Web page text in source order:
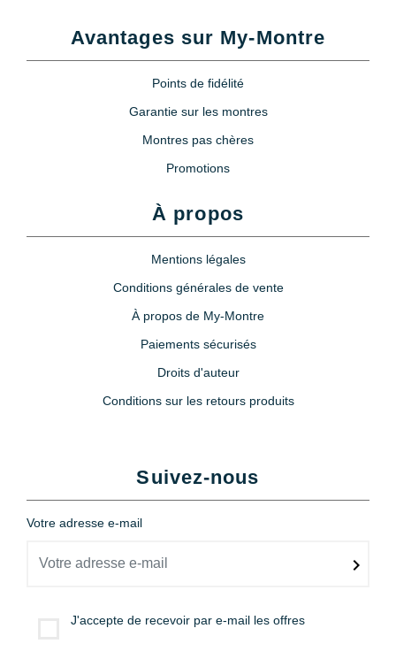
Avantages sur My-Montre
Points de fidélité
Garantie sur les montres
Montres pas chères
Promotions
À propos
Mentions légales
Conditions générales de vente
À propos de My-Montre
Paiements sécurisés
Droits d'auteur
Conditions sur les retours produits
Suivez-nous
Votre adresse e-mail
J'accepte de recevoir par e-mail les offres